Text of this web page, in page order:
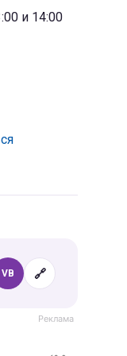
и 14:00
VB 🔗